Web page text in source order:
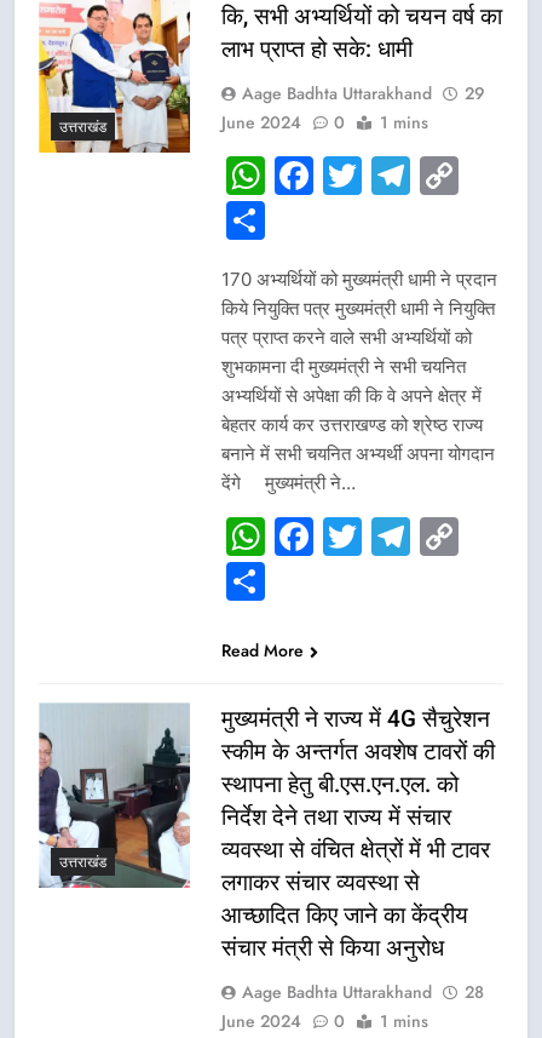
उत्तराखंड
कि, सभी अभ्यर्थियों को चयन वर्ष का
लाभ प्राप्त हो सके: धामी
Aage Badhta Uttarakhand
29
June 2024
0 1 mins
WhatsApp
Facebook
Twitter
Share
170 अभ्यर्थियों को मुख्यमंत्री धामी ने प्रदान
किये नियुक्ति पत्र मुख्यमंत्री धामी ने नियुक्ति
पत्र प्राप्त करने वाले सभी अभ्यर्थियों को
शुभकामना दी मुख्यमंत्री ने सभी चयनित
अभ्यर्थियों से अपेक्षा की कि वे अपने क्षेत्र में
बेहतर कार्य कर उत्तराखण्ड को श्रेष्ठ राज्य
बनाने में सभी चयनित अभ्यर्थी अपना योगदान
देंगे मुख्यमंत्री ने…
WhatsApp
Facebook
Twitter
Share
Read More
उत्तराखंड
मुख्यमंत्री ने राज्य में 4G सैचुरेशन
स्कीम के अन्तर्गत अवशेष टावरों की
स्थापना हेतु बी.एस.एन.एल. को
निर्देश देने तथा राज्य में संचार
व्यवस्था से वंचित क्षेत्रों में भी टावर
लगाकर संचार व्यवस्था से
आच्छादित किए जाने का केंद्रीय
संचार मंत्री से किया अनुरोध
Aage Badhta Uttarakhand
28
June 2024
0 1 mins